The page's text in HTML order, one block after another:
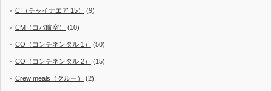
CI（チャイナエア 15） (9)
CM（コパ航空） (10)
CO（コンチネンタル 1） (50)
CO（コンチネンタル 2） (15)
Crew meals（クルー） (2)